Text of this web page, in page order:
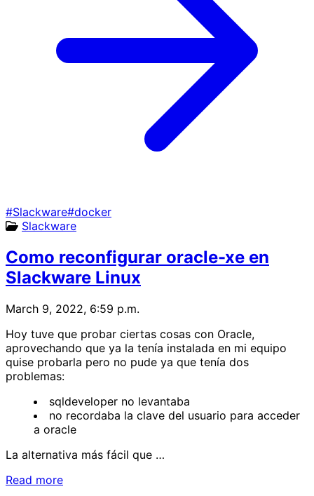
#Slackware#docker
Slackware
Como reconfigurar oracle-xe en
Slackware Linux
March 9, 2022, 6:59 p.m.
Hoy tuve que probar ciertas cosas con Oracle,
aprovechando que ya la tenía instalada en mi equipo
quise probarla pero no pude ya que tenía dos
problemas:
sqldeveloper no levantaba
no recordaba la clave del usuario para acceder
a oracle
La alternativa más fácil que …
Read more